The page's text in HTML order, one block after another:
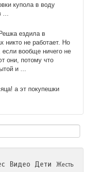
купола в воду
...
ездила в
никто не работает. Но
если вообще ничего не
они, потому что
и ...
а эт покупешки
Видео Дети
Жесть